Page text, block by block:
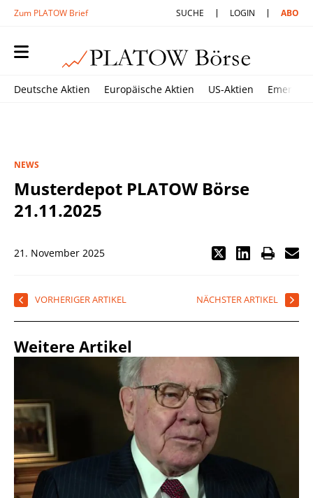
Zum PLATOW Brief SUCHE LOGIN ABO
Deutsche Aktien Europäische Aktien US-Aktien
NEWS
Musterdepot PLATOW Börse
21.11.2025
21. November 2025
VORHERIGER ARTIKEL NÄCHSTER ARTIKEL
Weitere Artikel